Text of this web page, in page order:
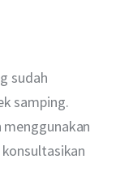
sudah
samping.